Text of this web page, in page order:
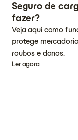
Seguro de
fazer?
Veja aqui como
protege
roubos e danos.
Ler agora